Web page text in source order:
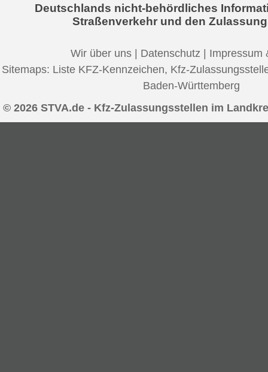
Deutschlands nicht-behördliches
Straßenverkehr und den
Wir über uns Datenschutz
Impressum
Sitemaps: Liste KFZ-Kennzeichen, Kfz-
Baden-Württemberg
© 2026 STVA.de - Kfz-Zulassungsstellen im